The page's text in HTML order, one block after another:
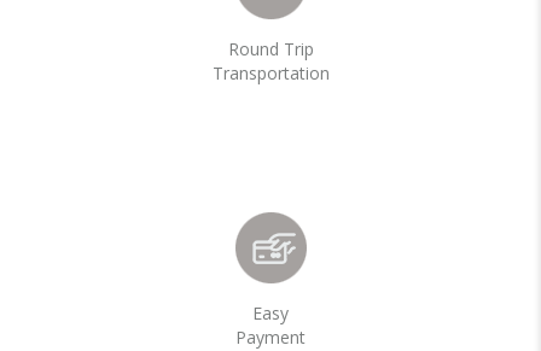
Round Trip
Transportation
Easy
Payment